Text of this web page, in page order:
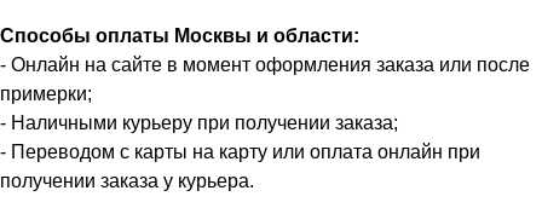
Способы оплаты Москвы и области:
- Онлайн на сайте в момент оформления заказа или после
примерки;
- Наличными курьеру при получении заказа;
- Переводом с карты на карту или оплата онлайн при
получении заказа у курьера.